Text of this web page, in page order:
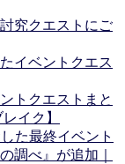
究クエストにご
イベントクエス
トクエストまと
イク】
た最終イベント
調べ』が追加｜